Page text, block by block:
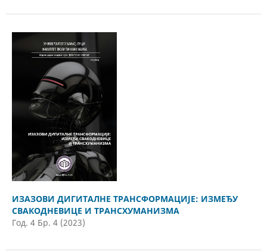
ИЗАЗОВИ ДИГИТАЛНЕ ТРАНСФОРМАЦИЈЕ: ИЗМЕЂУ
СВАКОДНЕВИЦЕ И ТРАНСХУМАНИЗМА
Год. 4 Бр. 4 (2023)